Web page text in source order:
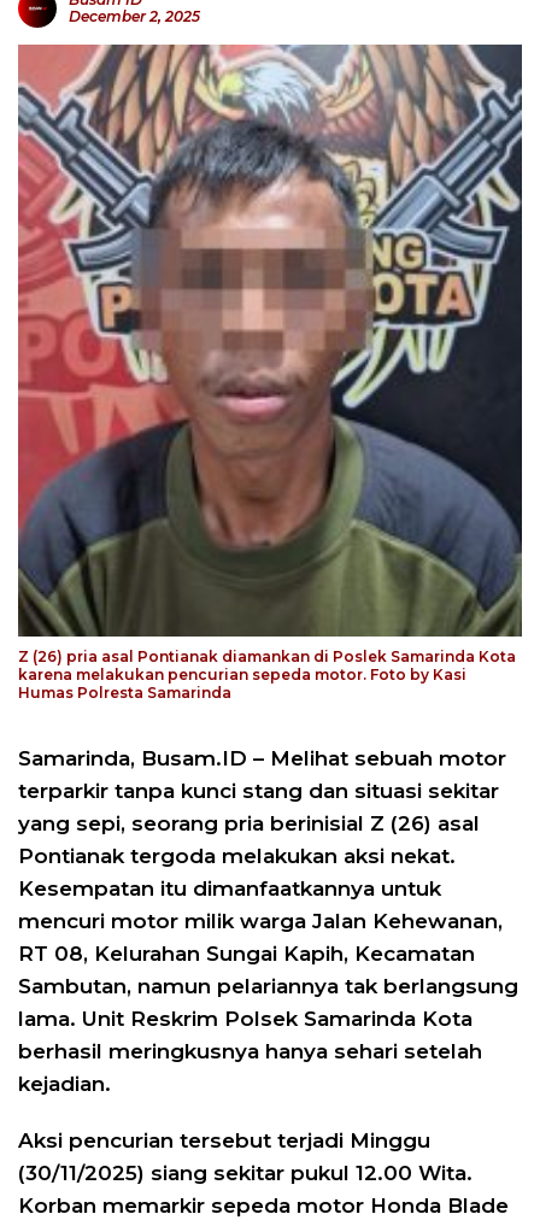
December 2, 2025
Z (26) pria asal Pontianak diamankan di Poslek Samarinda Kota
karena melakukan pencurian sepeda motor. Foto by Kasi
Humas Polresta Samarinda
Samarinda, Busam.ID – Melihat sebuah motor
terparkir tanpa kunci stang dan situasi sekitar
yang sepi, seorang pria berinisial Z (26) asal
Pontianak tergoda melakukan aksi nekat.
Kesempatan itu dimanfaatkannya untuk
mencuri motor milik warga Jalan Kehewanan,
RT 08, Kelurahan Sungai Kapih, Kecamatan
Sambutan, namun pelariannya tak berlangsung
lama. Unit Reskrim Polsek Samarinda Kota
berhasil meringkusnya hanya sehari setelah
kejadian.
Aksi pencurian tersebut terjadi Minggu
(30/11/2025) siang sekitar pukul 12.00 Wita.
Korban memarkir sepeda motor Honda Blade